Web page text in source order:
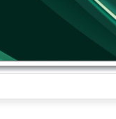
والوديعة